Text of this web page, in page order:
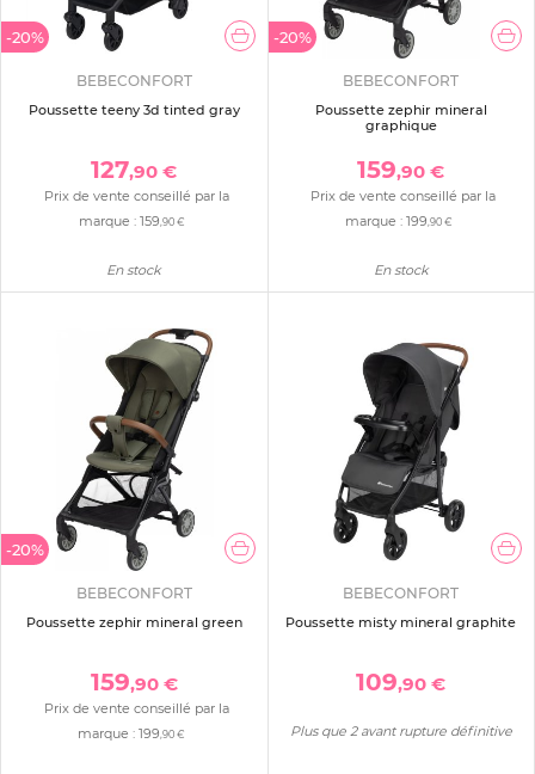
-20%
BEBECONFORT
Poussette teeny 3d tinted gray
127,90 €
Prix de vente conseillé par la
marque : 159,90 €
En stock
-20%
BEBECONFORT
Poussette zephir mineral
graphique
159,90 €
Prix de vente conseillé par la
marque : 199,90 €
En stock
-20%
BEBECONFORT
Poussette zephir mineral green
159,90 €
Prix de vente conseillé par la
marque :199,90 €
BEBECONFORT
Poussette misty mineral graphite
109,90 €
Plus que 2 avant rupture définitive